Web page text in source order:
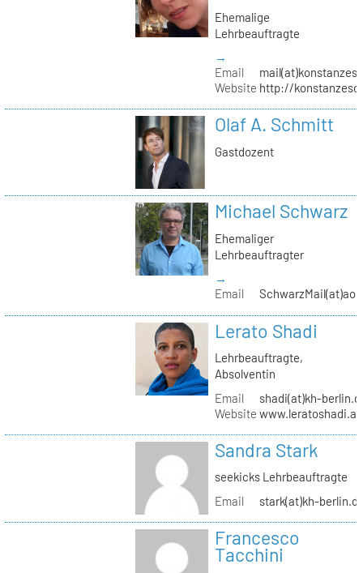
Ehemalige
Lehrbeauftragte
→
Email
Website http://
Olaf A. Schmitt
Gastdozent
Michael Schwarz
Ehemaliger
Lehrbeauftragter
→
Email
Lerato Shadi
Lehrbeauftragte,
Absolventin
Email
shadi(at)kh-
Website
Sandra Stark
seekicks Lehrbeauftragte
Email
stark(at)kh-
Francesco
Tacchini